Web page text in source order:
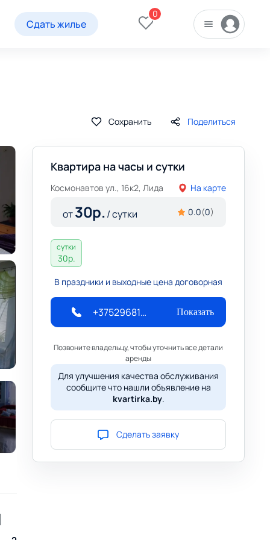
Сдать жилье
0
Сохранить Поделиться
Квартира на часы и сутки
Космонавтов ул., 16к2, Лида На карте
от30р./ сутки 0.0(0)
сутки
30р.
В праздники и выходные цена договорная
+375296819184 Показать
Позвоните владельцу, чтобы уточнить все детали
аренды
Для улучшения качества обслуживания
сообщите что нашли объявление на
kvartirka.by.
Сделать заявку